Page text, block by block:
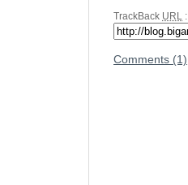
TrackBack URL :
Comments (1)